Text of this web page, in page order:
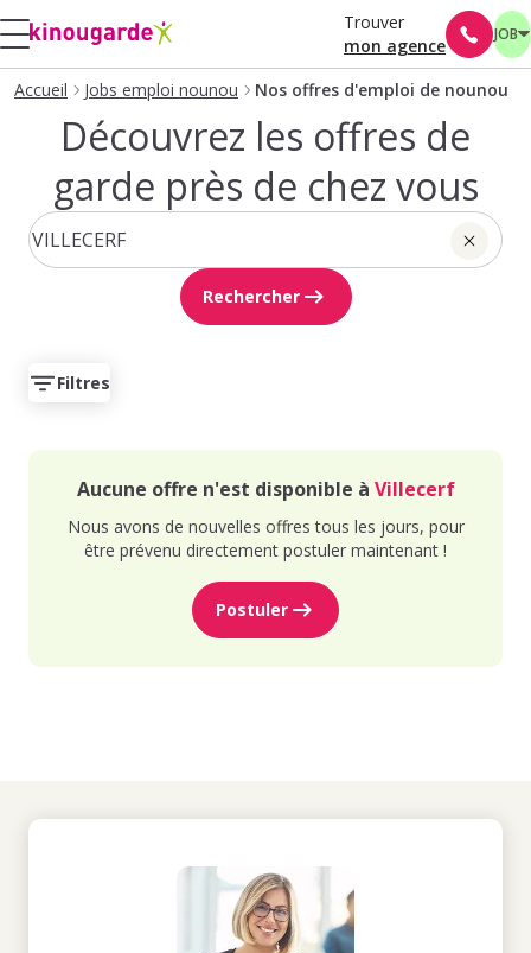
Trouver
mon agence
JOB
Accueil Jobs emploi nounou Nos offres d'emploi de nounou
Découvrez les offres de
garde près de chez vous
Rechercher
Filtres
Aucune offre n'est disponible à Villecerf
Nous avons de nouvelles offres tous les jours, pour
être prévenu directement postuler maintenant !
Postuler